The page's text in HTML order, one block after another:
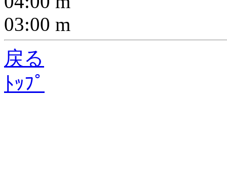
03:00 m
戻る
ﾄｯﾌﾟ